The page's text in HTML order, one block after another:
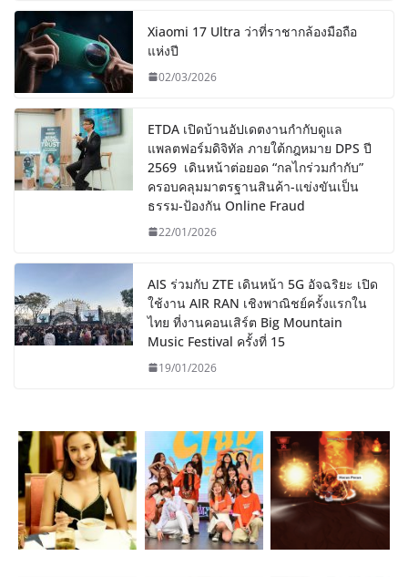
Xiaomi 17 Ultra ว่าที่ราชากล้องมือถือ
แห่งปี
02/03/2026
ETDA เปิดบ้านอัปเดตงานกำกับดูแล
แพลตฟอร์มดิจิทัล ภายใต้กฎหมาย DPS ปี
2569 เดินหน้าต่อยอด “กลไกร่วมกำกับ”
ครอบคลุมมาตรฐานสินค้า-แข่งขันเป็น
ธรรม-ป้องกัน Online Fraud
22/01/2026
AIS ร่วมกับ ZTE เดินหน้า 5G อัจฉริยะ เปิด
ใช้งาน AIR RAN เชิงพาณิชย์ครั้งแรกใน
ไทย ที่งานคอนเสิร์ต Big Mountain
Music Festival ครั้งที่ 15
19/01/2026